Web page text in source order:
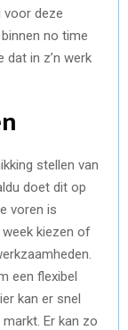
voor deze
no time
dat in z’n werk
stellen van
doet dit op
voren is
kiezen of
een flexibel
kan er snel
Er kan zo